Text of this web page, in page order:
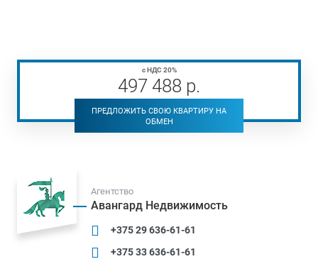
с НДС 20%
497 488 р.
ПРЕДЛОЖИТЬ СВОЮ КВАРТИРУ НА
ОБМЕН
Агентство
Авангард Недвижимость
+375 29 636-61-61
+375 33 636-61-61